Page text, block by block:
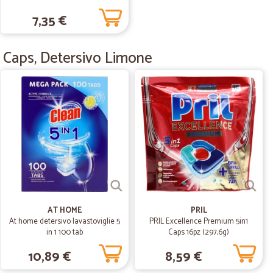
molto bene
15/07/2020
24/05/2020
08/02/2020
Limone 28 Lavaggi 504ml
7,35 €
Detersivo Limone
AT HOME
At home detersivo lavastoviglie 5
in 1 100 tab
10,89 €
PRIL
PRIL Excellence Premium 5in1
Caps 16pz (297,6g)
8,59 €